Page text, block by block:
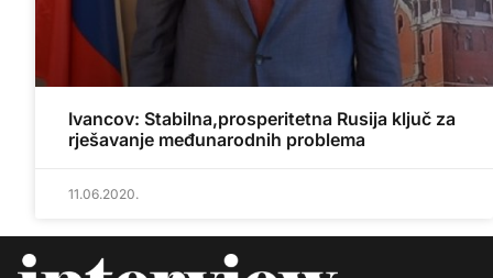
Ivancov: Stabilna,prosperitetna Rusija ključ za
rješavanje međunarodnih problema
11.06.2020.